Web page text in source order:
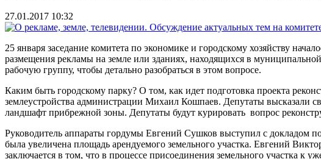
27.01.2017 10:32
25 января заседание комитета по экономике и городскому хозяйству
размещения рекламы на земле или зданиях, находящихся в
рабочую группу, чтобы детально разобраться в этом вопросе.
Каким быть городскому парку? О том, как идет подготовка проекта
землеустройства администрации Михаил Кошпаев. Депутаты
ландшафт прибрежной зоны. Депутаты будут курировать вопрос
Руководитель аппараты гордумы Евгений Сушков выступил с докладом
была увеличена площадь арендуемого земельного участка. Евгений
заключается в том, что в процессе присоединения земельного участка